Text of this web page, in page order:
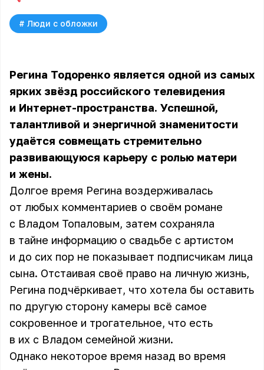
# Люди с обложки
Регина Тодоренко является одной из самых
ярких звёзд российского телевидения
и Интернет-пространства. Успешной,
талантливой и энергичной знаменитости
удаётся совмещать стремительно
развивающуюся карьеру с ролью матери
и жены.
Долгое время Регина воздерживалась
от любых комментариев о своём романе
с Владом Топаловым, затем сохраняла
в тайне информацию о свадьбе с артистом
и до сих пор не показывает подписчикам лица
сына. Отстаивая своё право на личную жизнь,
Регина подчёркивает, что хотела бы оставить
по другую сторону камеры всё самое
сокровенное и трогательное, что есть
в их с Владом семейной жизни.
Однако некоторое время назад во время